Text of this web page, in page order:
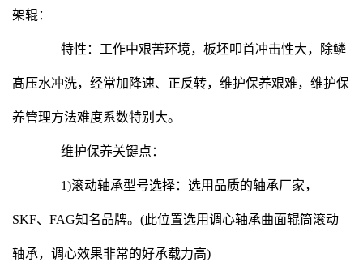
架辊：
特性：工作中艰苦环境，板坯叩首冲击性大，除鳞
髙压水冲洗，经常加降速、正反转，维护保养艰难，维护保
养管理方法难度系数特别大。
维护保养关键点：
1)滚动轴承型号选择：选用品质的轴承厂家，
SKF、FAG知名品牌。(此位置选用调心轴承曲面辊筒滚动
轴承，调心效果非常的好承载力高)